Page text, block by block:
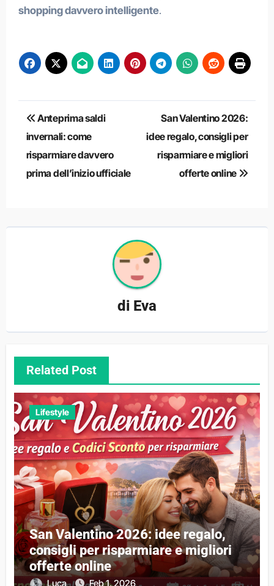
shopping davvero intelligente.
Navigazione
articoli
Anteprima saldi
invernali: come
risparmiare davvero
prima dell’inizio ufficiale
San Valentino 2026:
idee regalo, consigli per
risparmiare e migliori
offerte online
di Eva
Related Post
Lifestyle
San Valentino 2026: idee regalo,
consigli per risparmiare e migliori
offerte online
Luca Feb 1, 2026